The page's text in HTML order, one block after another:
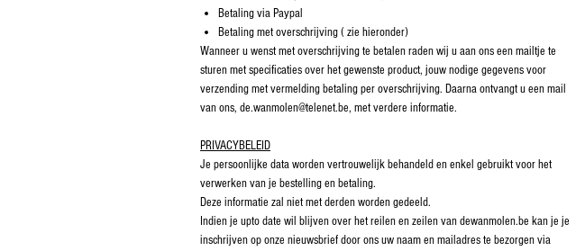
Betaling via Paypal
Betaling met overschrijving ( zie hieronder)
Wanneer u wenst met overschrijving te betalen raden wij u aan ons een mailtje te
sturen met specificaties over het gewenste product, jouw nodige gegevens voor
verzending met vermelding betaling per overschrijving. Daarna ontvangt u een mail
van ons, de.wanmolen@telenet.be, met verdere informatie.
PRIVACYBELEID
Je persoonlijke data worden vertrouwelijk behandeld en enkel gebruikt voor het
verwerken van je bestelling en betaling.
Deze informatie zal niet met derden worden gedeeld.
Indien je upto date wil blijven over het reilen en zeilen van dewanmolen.be kan je je
inschrijven op onze nieuwsbrief door ons uw naam en mailadres te bezorgen via